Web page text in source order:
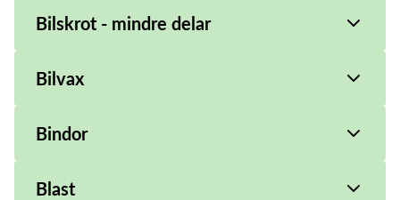
Bilskrot - mindre delar
Bilvax
Bindor
Blast